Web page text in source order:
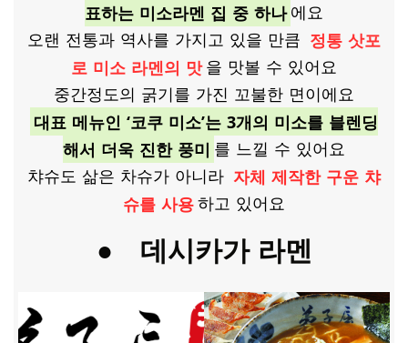
표하는 미소라멘 집 중 하나에요
오랜 전통과 역사를 가지고 있을 만큼 정통 삿포
로 미소 라멘의 맛을 맛볼 수 있어요
중간정도의 굵기를 가진 꼬불한 면이에요
대표 메뉴인 ‘코쿠 미소’는 3개의 미소를 블렌딩
해서 더욱 진한 풍미 를 느낄 수 있어요
챠슈도 삶은 차슈가 아니라 자체 제작한 구운 챠
슈를 사용하고 있어요
● 데시카가 라멘